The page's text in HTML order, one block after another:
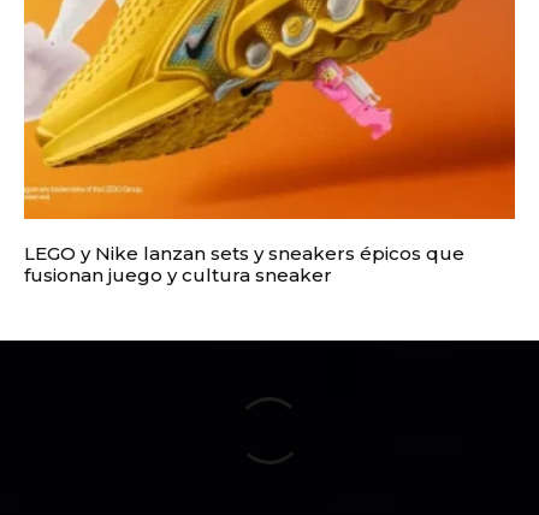
LEGO y Nike lanzan sets y sneakers épicos que
fusionan juego y cultura sneaker